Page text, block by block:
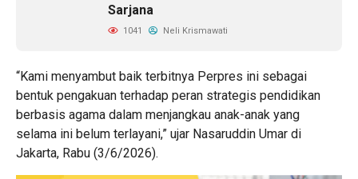
Sarjana
1041 Neli Krismawati
“Kami menyambut baik terbitnya Perpres ini sebagai
bentuk pengakuan terhadap peran strategis pendidikan
berbasis agama dalam menjangkau anak-anak yang
selama ini belum terlayani,” ujar Nasaruddin Umar di
Jakarta, Rabu (3/6/2026).